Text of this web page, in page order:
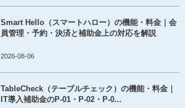
Smart Hello（スマートハロー）の機能・料金｜会
員管理・予約・決済と補助金上の対応を解説
2026-08-06
TableCheck（テーブルチェック）の機能・料金｜
IT導入補助金のP-01・P-02・P-0...